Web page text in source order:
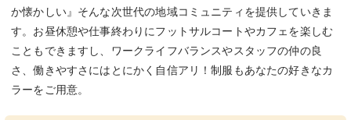
か懐かしい』そんな次世代の地域コミュニティを提供していきま
す。お昼休憩や仕事終わりにフットサルコートやカフェを楽しむ
こともできますし、ワークライフバランスやスタッフの仲の良
さ、働きやすさにはとにかく自信アリ！制服もあなたの好きなカ
ラーをご用意。